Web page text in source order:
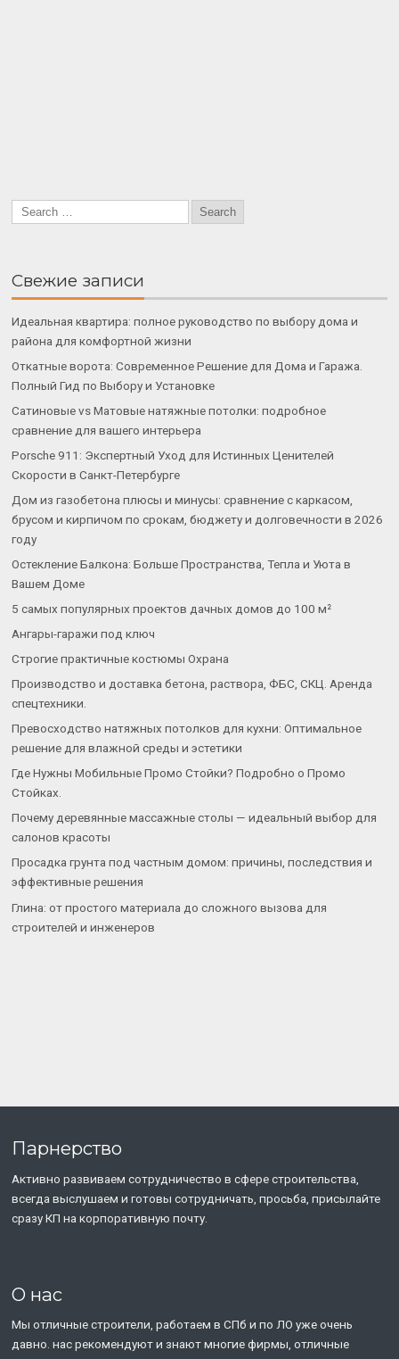
Свежие записи
Идеальная квартира: полное руководство по выбору дома и
района для комфортной жизни
Откатные ворота: Современное Решение для Дома и Гаража.
Полный Гид по Выбору и Установке
Сатиновые vs Матовые натяжные потолки: подробное
сравнение для вашего интерьера
Porsche 911: Экспертный Уход для Истинных Ценителей
Скорости в Санкт-Петербурге
Дом из газобетона плюсы и минусы: сравнение с каркасом,
брусом и кирпичом по срокам, бюджету и долговечности в 2026
году
Остекление Балкона: Больше Пространства, Тепла и Уюта в
Вашем Доме
5 самых популярных проектов дачных домов до 100 м²
Ангары-гаражи под ключ
Строгие практичные костюмы Охрана
Производство и доставка бетона, раствора, ФБС, СКЦ. Аренда
спецтехники.
Превосходство натяжных потолков для кухни: Оптимальное
решение для влажной среды и эстетики
Где Нужны Мобильные Промо Стойки? Подробно о Промо
Стойках.
Почему деревянные массажные столы — идеальный выбор для
салонов красоты
Просадка грунта под частным домом: причины, последствия и
эффективные решения
Глина: от простого материала до сложного вызова для
строителей и инженеров
Парнерство
Активно развиваем сотрудничество в сфере строительства,
всегда выслушаем и готовы сотрудничать, просьба, присылайте
сразу КП на корпоративную почту.
О нас
Мы отличные строители, работаем в СПб и по ЛО уже очень
давно. нас рекомендуют и знают многие фирмы, отличные